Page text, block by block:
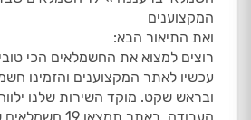
המקצוענים
ואת התיאור הבא:
רוצים למצוא את החשמלאים הכי
עכשיו לאתר המקצוענים והזמינו
ובראש שקט. מוקד השירות שלנו